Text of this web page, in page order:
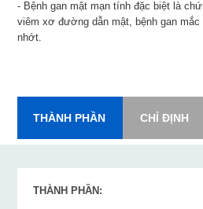
- Bệnh gan mật mạn tính đặc biệt là
viêm xơ đường dẫn mật, bệnh gan mắc
nhớt.
THÀNH PHẦN CHỈ ĐỊNH
THÀNH PHẦN: